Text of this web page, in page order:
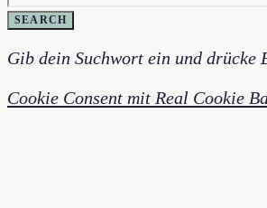
SEARCH
Gib dein Suchwort ein und drücke
Cookie Consent mit Real Cookie